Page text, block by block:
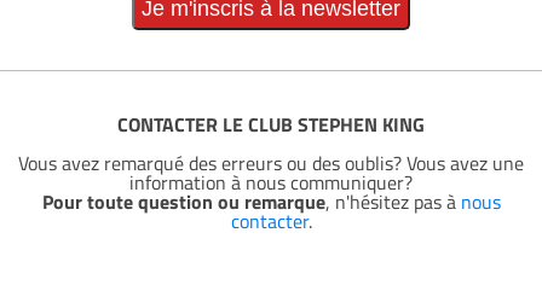
CONTACTER LE CLUB STEPHEN KING
Vous avez remarqué des erreurs ou des oublis? Vous avez une
information à nous communiquer?
Pour toute question ou remarque, n'hésitez pas à nous
contacter.